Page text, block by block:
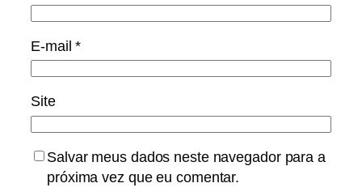
E-mail*
Site
Salvar meus dados neste navegador para a
próxima vez que eu comentar.